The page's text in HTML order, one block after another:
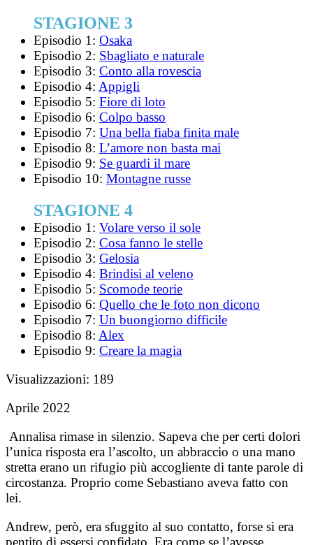
STAGIONE 3
Episodio 1: Osaka
Episodio 2: Sbagliato e naturale
Episodio 3: Conto alla rovescia
Episodio 4: Appigli
Episodio 5: Fiore di loto
Episodio 6: Colpo basso
Episodio 7: Una bella fiaba finita male
Episodio 8: L’amore non basta mai
Episodio 9: Se guardi il mare
Episodio 10: Montagne russe
STAGIONE 4
Episodio 1: Volare verso il sole
Episodio 2: Cosa fanno le stelle
Episodio 3: Gelosia
Episodio 4: Brindisi al veleno
Episodio 5: Scomode teorie
Episodio 6: Quello che le foto non dicono
Episodio 7: Un buongiorno difficile
Episodio 8: Alex
Episodio 9: Creare la magia
Visualizzazioni: 189
Aprile 2022
Annalisa rimase in silenzio. Sapeva che per certi dolori
l’unica risposta era l’ascolto, un abbraccio o una mano
stretta erano un rifugio più accogliente di tante parole di
circostanza. Proprio come Sebastiano aveva fatto con
lei.
Andrew, però, era sfuggito al suo contatto, forse si era
pentito di essersi confidato. Era come se l’avesse